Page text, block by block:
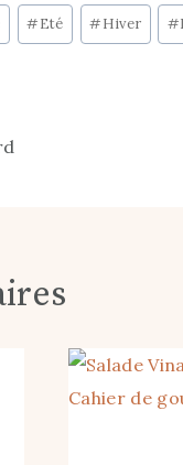
#Eté #Hiver #